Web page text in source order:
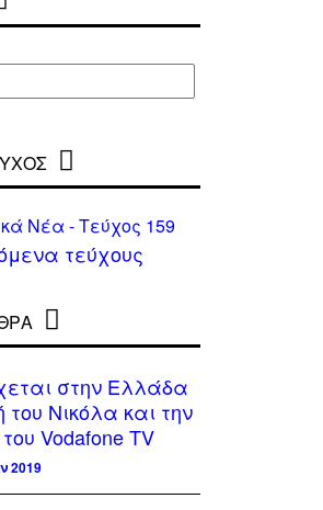
τεύχους
στην Ελλάδα
Νικόλα και την
Vodafone TV
2019